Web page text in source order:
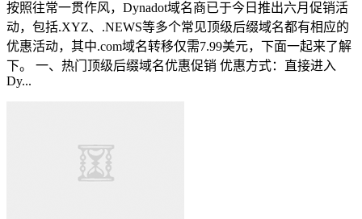
按照往常一贯作风，Dynadot域名商已于今日推出六月促销活
动，包括.XYZ、.NEWS等多个常见顶级后缀域名都有相应的
优惠活动，其中.com域名转移仅需7.99美元，下面一起来了解
下。 一、热门顶级后缀域名优惠促销 优惠方式：直接进入
Dy...